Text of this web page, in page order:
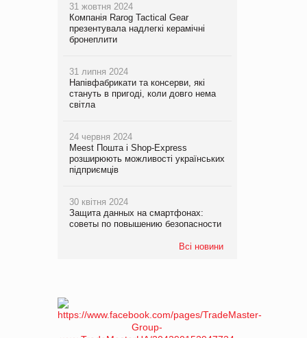
31 жовтня 2024
Компанія Rarog Tactical Gear
презентувала надлегкі керамічні
бронеплити
31 липня 2024
Напівфабрикати та консерви, які
стануть в пригоді, коли довго нема
світла
24 червня 2024
Meest Пошта і Shop-Express
розширюють можливості українських
підприємців
30 квітня 2024
Защита данных на смартфонах:
советы по повышению безопасности
Всі новини